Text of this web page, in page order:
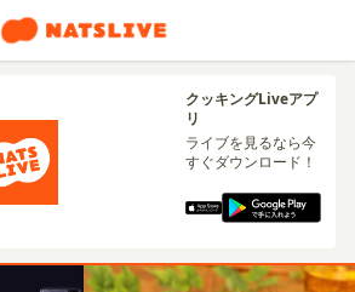
クッキングLiveアプ
リ
ライブを見るなら今
すぐダウンロード！